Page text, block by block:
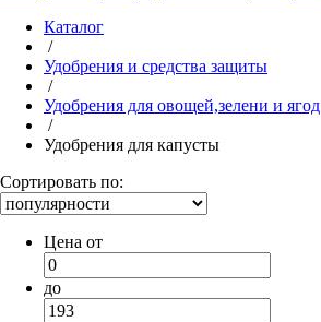
Каталог
/
Удобрения и средства защиты
/
Удобрения для овощей,зелени и ягод
/
Удобрения для капусты
Сортировать по:
Цена от
до